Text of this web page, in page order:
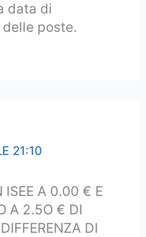
data di
poste.
21:10
ISEE A 0.00 € E
A 2.5O € DI
DI